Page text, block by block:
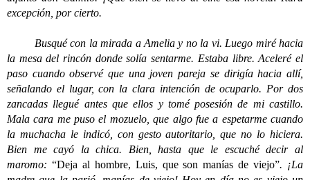
excepción, por cierto.
Busqué con la mirada a Amelia y no la vi. Luego miré hacia
la mesa del rincón donde solía sentarme. Estaba libre. Aceleré el
paso cuando observé que una joven pareja se dirigía hacia allí,
señalando el lugar, con la clara intención de ocuparlo. Por dos
zancadas llegué antes que ellos y tomé posesión de mi castillo.
Mala cara me puso el mozuelo, que algo fue a espetarme cuando
la muchacha le indicó, con gesto autoritario, que no lo hiciera.
Bien me cayó la chica. Bien, hasta que le escuché decir al
maromo: “Deja al hombre, Luis, que son manías de viejo”. ¡La